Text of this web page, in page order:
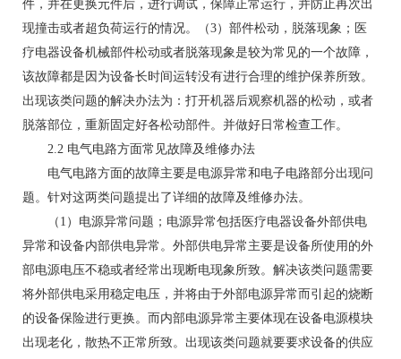
件，并在更换元件后，进行调试，保障正常运行，并防止再次出
现撞击或者超负荷运行的情况。（3）部件松动，脱落现象；医
疗电器设备机械部件松动或者脱落现象是较为常见的一个故障，
该故障都是因为设备长时间运转没有进行合理的维护保养所致。
出现该类问题的解决办法为：打开机器后观察机器的松动，或者
脱落部位，重新固定好各松动部件。并做好日常检查工作。
2.2 电气电路方面常见故障及维修办法
电气电路方面的故障主要是电源异常和电子电路部分出现问
题。针对这两类问题提出了详细的故障及维修办法。
（1）电源异常问题；电源异常包括医疗电器设备外部供电
异常和设备内部供电异常。外部供电异常主要是设备所使用的外
部电源电压不稳或者经常出现断电现象所致。解决该类问题需要
将外部供电采用稳定电压，并将由于外部电源异常而引起的烧断
的设备保险进行更换。而内部电源异常主要体现在设备电源模块
出现老化，散热不正常所致。出现该类问题就要要求设备的供应